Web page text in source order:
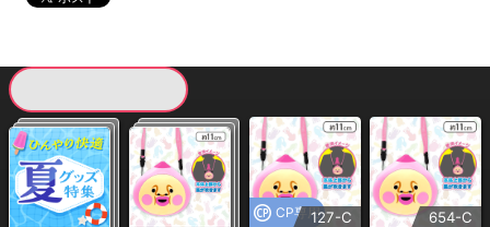
CP専用127-C 654-C